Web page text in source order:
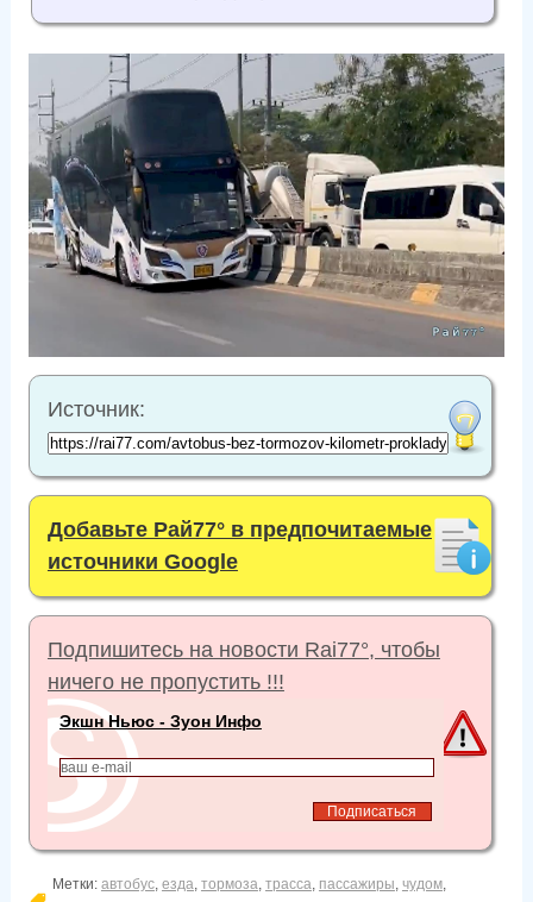
Источник:
Добавьте Рай77° в предпочитаемые
источники Google
Подпишитесь на новости Rai77°, чтобы
ничего не пропустить !!!
Экшн Ньюс - Зуон Инфо
Метки: автобус, езда тормоза трасса пассажиры чудом,